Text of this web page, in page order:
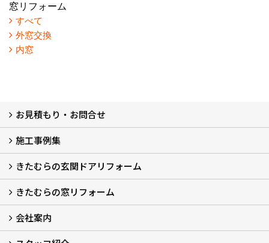
窓リフォーム
すべて
外窓交換
内窓
お見積もり・お問合せ
LINEで概算見積もり
チャットで質問
問い合わせフォームから
オンライン相談
電話で相談
無料現地調査をご希望の方
施工事例集
玄関ドアリフォーム
玄関引戸リフォーム
勝手口ドアリフォーム
窓リフォーム
きたむらの玄関ドアリフォーム
玄関ドアリフォームについて
リシェントについて (23)
・玄関ドアバリエーション (52)
・玄関引戸バリエーション (44)
・勝手口ドアバリエーション (11)
安心の自社施工
無料点検
保証について
価格について
概算見積について (2)
きたむらの窓リフォーム
窓リフォームについて (5)
・内窓設置-LIXILインプラス
・内窓設置-AGCまどまど
・窓交換
・エコガラス交換
・防犯・防災ガラス交換
会社案内